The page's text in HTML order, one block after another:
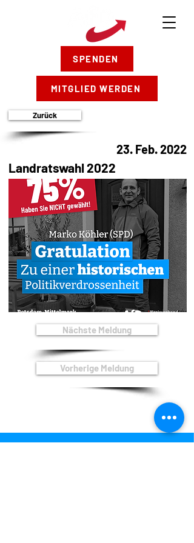
SPENDEN
MITGLIED WERDEN
Zurück
23. Feb. 2022
Landratswahl 2022
Nächste Meldung
Vorherige Meldung